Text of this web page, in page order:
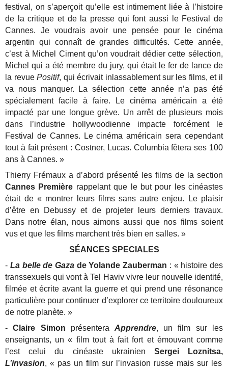
festival, on s’aperçoit qu’elle est intimement liée à l’histoire
de la critique et de la presse qui font aussi le Festival de
Cannes. Je voudrais avoir une pensée pour le cinéma
argentin qui connaît de grandes difficultés. Cette année,
c’est à Michel Ciment qu’on voudrait dédier cette sélection,
Michel qui a été membre du jury, qui était le fer de lance de
la revuePositif, qui écrivait inlassablement sur les films, et il
va nous manquer. La sélection cette année n’a pas été
spécialement facile à faire. Le cinéma américain a été
impacté par une longue grève. Un arrêt de plusieurs mois
dans l’industrie hollywoodienne impacte forcément le
Festival de Cannes. Le cinéma américain sera cependant
tout à fait présent : Costner, Lucas. Columbia fêtera ses 100
ans à Cannes. »
Thierry Frémaux a d’abord présenté les films de la section
Cannes Première rappelant que le but pour les cinéastes
était de « montrer leurs films sans autre enjeu. Le plaisir
d’être en Debussy et de projeter leurs derniers travaux.
Dans notre élan, nous aimons aussi que nos films soient
vus et que les films marchent très bien en salles. »
SÉANCES SPECIALES
- La belle de Gazade Yolande Zauberman : « histoire des
transsexuels qui vont à Tel Haviv vivre leur nouvelle identité,
filmée et écrite avant la guerre et qui prend une résonance
particulière pour continuer d’explorer ce territoire douloureux
de notre planète. »
-Claire Simon présentera Apprendre, un film sur les
enseignants, un « film tout à fait fort et émouvant comme
l’est celui du cinéaste ukrainien Sergei Loznitsa,
L’invasion, « pas un film sur l’invasion russe mais sur les